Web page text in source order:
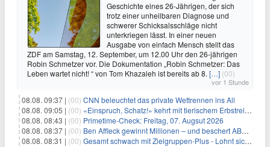
Geschichte eines 26-Jährigen, der sich
trotz einer unheilbaren Diagnose und
schwerer Schicksalsschläge nicht
unterkriegen lässt. In einer neuen
Ausgabe von einfach Mensch stellt das
ZDF am Samstag, 12. September, um 12.00 Uhr den 26-jährigen
Robin Schmetzer vor. Die Dokumentation „Robin Schmetzer: Das
Leben wartet nicht! “ von Tom Khazaleh ist bereits ab 8. […] (00)
vor 1 Stunde
08.08. 09:37 | (00) CNN beleuchtet das private Wettrennen ins All
08.08. 09:05 | (00) «Einspruch, Schatz!» kehrt mit tierischem Erbstreit zurück
08.08. 08:43 | (00) Primetime-Check: Freitag, 07. Augsut 2026
08.08. 08:37 | (00) Ben Affleck gewinnt Millionen – und beschert ABC Top-Quoten
08.08. 08:31 | (00) Gesamt schwach mit Zielgruppen-Plus - Lohnt sich First Dates Hotel doch?